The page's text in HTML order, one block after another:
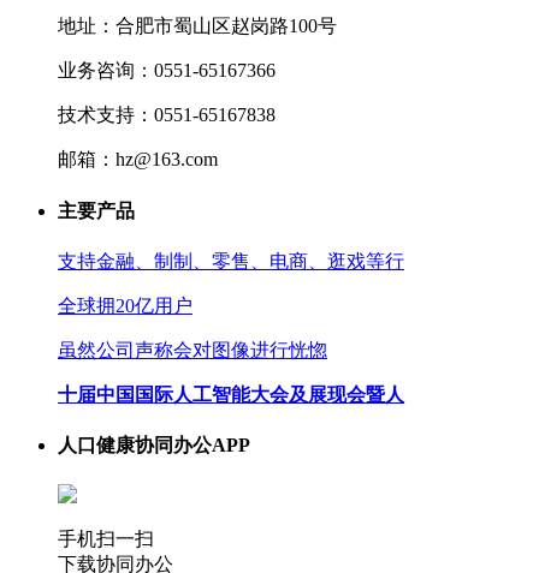
地址：合肥市蜀山区赵岗路100号
业务咨询：0551-65167366
技术支持：0551-65167838
邮箱：hz@163.com
主要产品
支持金融、制制、零售、电商、逛戏等行
全球拥20亿用户
虽然公司声称会对图像进行恍惚
十届中国国际人工智能大会及展现会暨人
人口健康协同办公APP
手机扫一扫
下载协同办公